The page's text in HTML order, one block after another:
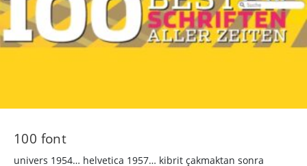
100 font
univers 1954… helvetica 1957… kibrit çakmaktan sonra